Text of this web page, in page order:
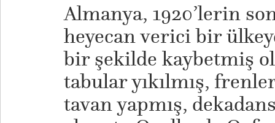
Almanya, 1920’lerin
heyecan verici bir
bir şekilde kaybetmiş
tabular yıkılmış,
tavan yapmış,